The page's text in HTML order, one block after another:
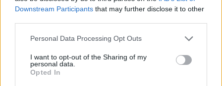
Downstream Participants that may further disclose it to other
Personal Data Processing Opt Outs
I want to opt-out of the Sharing of my
personal data.
Opted In
συνολικής ισχύος 26 GW .
αγορά από το2019, έχει επενδύσει μέχρι σήμερα αρκετά
δισεκατομμύρια δολάρια στις Ηνωμένες Πολιτείες και
σχεδιάζει την ανάπτυξη χαρτοφυλακίου έργων καθαρής